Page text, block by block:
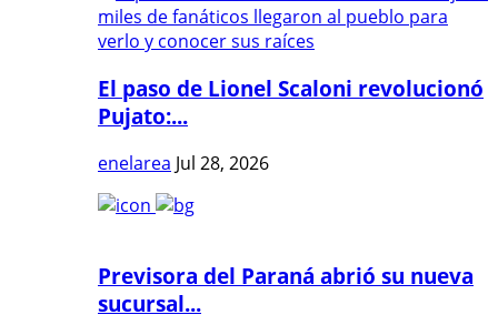
El paso de Lionel Scaloni revolucionó
Pujato:...
enelarea Jul 28, 2026
Previsora del Paraná abrió su nueva
sucursal...